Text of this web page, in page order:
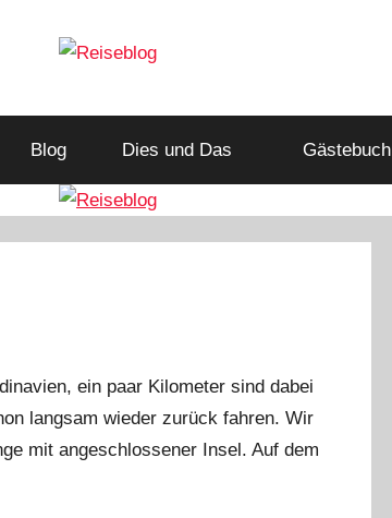
Reiseblog
und
Leben
Wohnmobil
Blog Dies und Das Gästebuch
ein paar Kilometer sind dabei
langsam wieder zurück fahren. Wir
mit angeschlossener Insel. Auf dem